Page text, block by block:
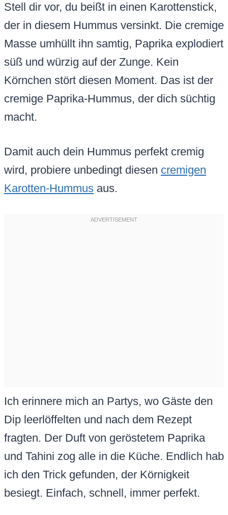
Stell dir vor, du beißt in einen Karottenstick,
der in diesem Hummus versinkt. Die cremige
Masse umhüllt ihn samtig, Paprika explodiert
süß und würzig auf der Zunge. Kein
Körnchen stört diesen Moment. Das ist der
cremige Paprika-Hummus, der dich süchtig
macht.
Damit auch dein Hummus perfekt cremig
wird, probiere unbedingt diesen cremigen
Karotten-Hummus aus.
Ich erinnere mich an Partys, wo Gäste den
Dip leerlöffelten und nach dem Rezept
fragten. Der Duft von geröstetem Paprika
und Tahini zog alle in die Küche. Endlich hab
ich den Trick gefunden, der Körnigkeit
besiegt. Einfach, schnell, immer perfekt.